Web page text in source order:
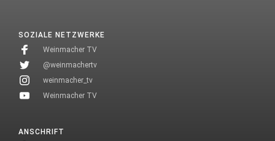
ANSCHRIFT
SOZIALE NETZWERKE
Weinmacher TV
@weinmachertv
weinmacher_tv
Weinmacher TV